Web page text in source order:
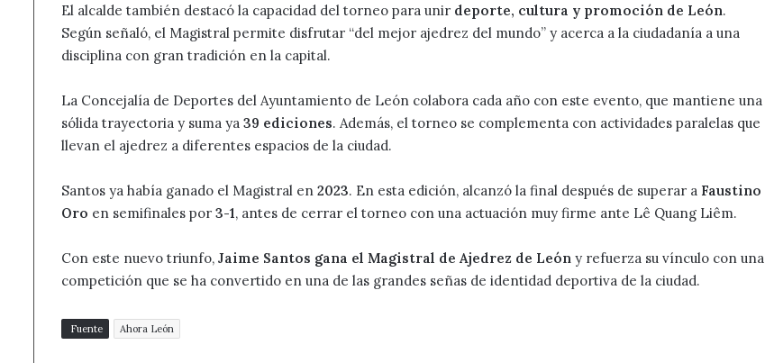
El alcalde también destacó la capacidad del torneo para unir deporte, cultura y promoción de León.
Según señaló, el Magistral permite disfrutar “del mejor ajedrez del mundo” y acerca a la ciudadanía a una
disciplina con gran tradición en la capital.
La Concejalía de Deportes del Ayuntamiento de León colabora cada año con este evento, que mantiene una
sólida trayectoria y suma ya 39 ediciones. Además, el torneo se complementa con actividades paralelas que
llevan el ajedrez a diferentes espacios de la ciudad.
Santos ya había ganado el Magistral en 2023. En esta edición, alcanzó la final después de superar a Faustino
Oro en semifinales por 3-1, antes de cerrar el torneo con una actuación muy firme ante Lê Quang Liêm.
Con este nuevo triunfo, Jaime Santos gana el Magistral de Ajedrez de León y refuerza su vínculo con una
competición que se ha convertido en una de las grandes señas de identidad deportiva de la ciudad.
Fuente Ahora León